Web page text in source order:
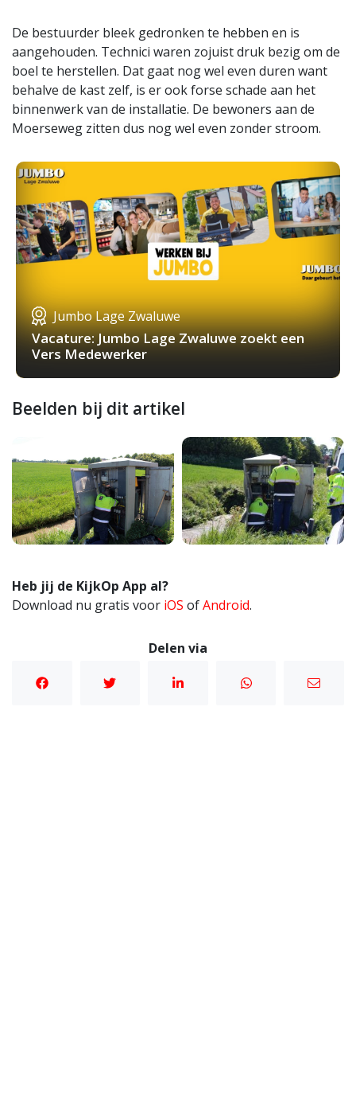
De bestuurder bleek gedronken te hebben en is
aangehouden. Technici waren zojuist druk bezig om de
boel te herstellen. Dat gaat nog wel even duren want
behalve de kast zelf, is er ook forse schade aan het
binnenwerk van de installatie. De bewoners aan de
Moerseweg zitten dus nog wel even zonder stroom.
Jumbo Lage Zwaluwe
Vacature: Jumbo Lage Zwaluwe zoekt een
Vers Medewerker
Beelden bij dit artikel
Heb jij de KijkOp App al?
Download nu gratis voor iOS ofAndroid.
Delen via